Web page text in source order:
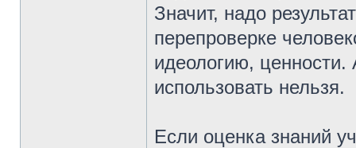
Значит, надо
перепроверке
идеологию,
использовать нельзя.
Если оценка знаний